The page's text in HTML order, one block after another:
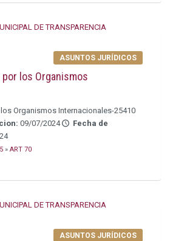
DE TRANSPARENCIA
ASUNTOS JURÍDICOS
los Organismos
Organismos Internacionales-25410
09/07/2024
Fecha de
» ART 70
DE TRANSPARENCIA
ASUNTOS JURÍDICOS